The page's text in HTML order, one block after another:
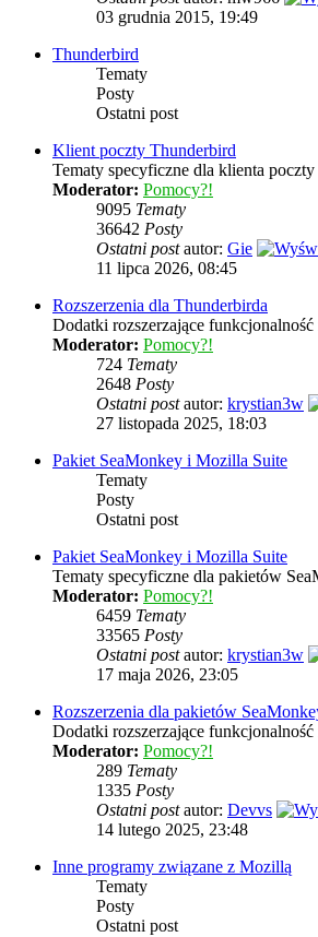
03 grudnia 2015, 19:49
Thunderbird
Tematy
Posty
Ostatni post
Klient poczty Thunderbird
Tematy specyficzne dla klienta
Moderator: Pomocy?!
9095 Tematy
36642 Posty
Ostatni postautor: Gie
11 lipca 2026, 08:45
Rozszerzenia dla Thunderbirda
Dodatki rozszerzające
Moderator: Pomocy?!
724 Tematy
2648 Posty
Ostatni postautor: krystian3w
27 listopada 2025, 18:03
Pakiet SeaMonkey i Mozilla Suite
Tematy
Posty
Ostatni post
Pakiet SeaMonkey i Mozilla Suite
Tematy specyficzne dla pakietów
Moderator: Pomocy?!
6459 Tematy
33565 Posty
Ostatni postautor: krystian3w
17 maja 2026, 23:05
Rozszerzenia dla pakietów
Dodatki rozszerzające
Moderator: Pomocy?!
289 Tematy
1335 Posty
Ostatni postautor: Devvs
14 lutego 2025, 23:48
Inne programy związane z Mozillą
Tematy
Posty
Ostatni post